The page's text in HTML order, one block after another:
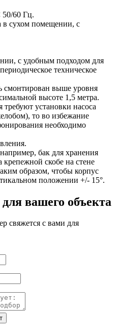
60 Гц.
в сухом помещении, с
с удобным подходом для
техническое
смонтирован выше уровня
высоте 1,5 метра.
установки насоса
то во избежание
необходимо
бак для хранения
скобе на стене
образом, чтобы корпус
положении +/- 15°.
вашего объекта
свяжется с вами для